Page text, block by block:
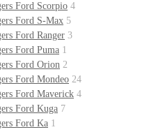
Ford Scorpio 4
Ford S-Max 5
Ford Ranger 3
Ford Puma 1
Ford Orion 2
Ford Mondeo 24
Ford Maverick 4
Ford Kuga 7
Ford Ka 1